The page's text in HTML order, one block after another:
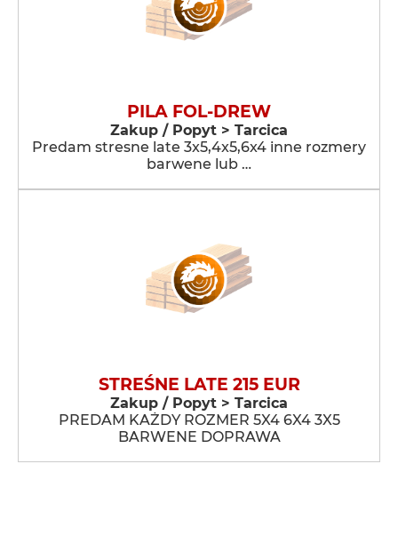
PILA FOL-DREW
Zakup / Popyt > Tarcica
Predam stresne late 3x5,4x5,6x4 inne rozmery
barwene lub …
STREŚNE LATE 215 EUR
Zakup / Popyt > Tarcica
PREDAM KAŻDY ROZMER 5X4 6X4 3X5
BARWENE DOPRAWA